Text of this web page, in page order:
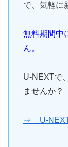
で、気軽に
無料期間中
ん。
U-NEXTで
ませんか？
⇒ U-NEXT